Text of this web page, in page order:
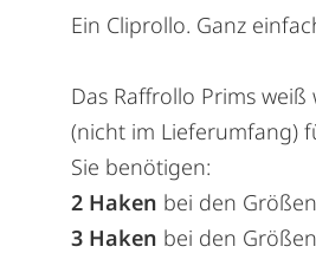
Ein Cliprollo. Ganz
Das Raffrollo Prims
(nicht im Lieferumfang)
Sie benötigen:
2 Haken bei den
3 Haken bei den